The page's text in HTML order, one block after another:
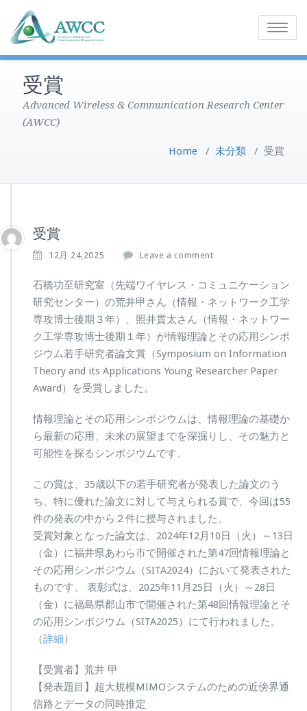
Toggle
受賞
Advanced Wireless & Communication Research Center
(AWCC)
Home / 未分類 / 受賞
受賞
12月 24,2025 Leave a comment
石橋功至研究室（先端ワイヤレス・コミュニケーション
研究センター）の荒井甲さん（情報・ネットワーク工学
専攻博士後期３年）、照井貫太さん（情報・ネットワー
ク工学専攻博士後期１年）が情報理論とその応用シンポ
ジウム若手研究者論文賞（Symposium on Information
Theory and its Applications Young Researcher Paper
Award）を受賞しました。
情報理論とその応用シンポジウムは、情報理論の基礎か
ら最新の応用、未来の展望までを深掘りし、その魅力と
可能性を探るシンポジウムです。
この賞は、35歳以下の若手研究者が発表した論文のう
ち、特に優れた論文に対して与えられる賞で、今回は55
件の発表の中から２件に授与されました。
受賞対象となった論文は、2024年12月10日（火）～13日
（金）に福井県あわら市で開催された第47回情報理論と
その応用シンポジウム（SITA2024）において発表された
ものです。 表彰式は、2025年11月25日（火）～28日
（金）に福島県郡山市で開催された第48回情報理論とそ
の応用シンポジウム（SITA2025）にて行われました。
（詳細）
【受賞者】荒井 甲
【発表題目】超大規模MIMOシステムのための近傍界通
信路とデータの同時推定